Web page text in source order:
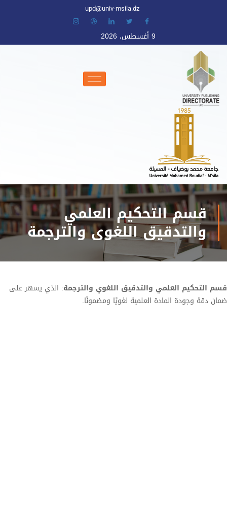
upd@univ-msila.dz
9 أغسطس، 2026
قسم التحكيم العلمي
والتدقيق اللغوي والترجمة
قسم التحكيم العلمي والتدقيق اللغوي والترجمة: الذي يسهر على
ضمان دقة وجودة المادة العلمية لغويًا ومضمونًا.